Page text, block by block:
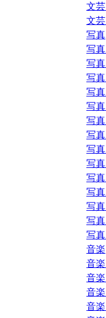
文
文
写真
写
写
写
写
写
写
写
写
写
写
写
写
写
写
音楽
音
音
音
音